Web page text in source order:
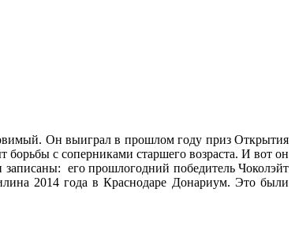
Он выиграл в прошлом году приз Открытия
с соперниками старшего возраста. И вот он
его прошлогодний победитель Чоколэйт
2014 года в Краснодаре Донариум. Это были